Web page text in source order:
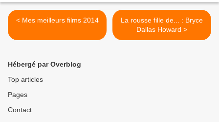
< Mes meilleurs films 2014
La rousse fille de... : Bryce
Dallas Howard >
Hébergé par Overblog
Top articles
Pages
Contact